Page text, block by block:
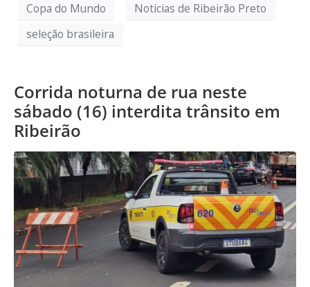
Copa do Mundo
Noticias de Ribeirão Preto
seleção brasileira
Corrida noturna de rua neste
sábado (16) interdita trânsito em
Ribeirão